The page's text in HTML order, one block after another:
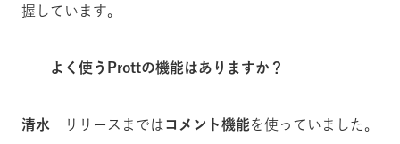
握しています。
──よく使うProttの機能はありますか？
清水 リリースまでは コメント機能を使っていました。